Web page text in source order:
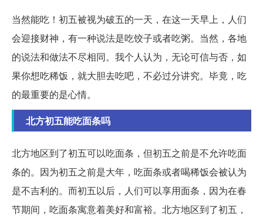
当然能吃！初五被视为破五的一天，在这一天早上，人们
会迎接财神，有一种说法是吃饺子或者吃粥。当然，各地
的说法和做法不尽相同。我个人认为，无论可信与否，如
果你想吃稀饭，就大胆去吃吧，不必过分讲究。毕竟，吃
的最重要的是心情。
北方初五能吃面条吗
北方地区到了初五可以吃面条，但初五之前是不允许吃面
条的。因为初五之前是大年，吃面条或者喝稀饭会被认为
是不吉利的。而初五以后，人们可以享用面条，因为在春
节期间，吃面条寓意着美好和富裕。北方地区到了初五，